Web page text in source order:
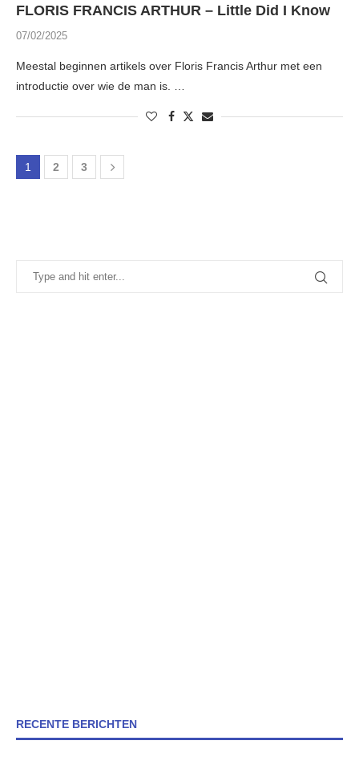
FLORIS FRANCIS ARTHUR – Little Did I Know
07/02/2025
Meestal beginnen artikels over Floris Francis Arthur met een
introductie over wie de man is. …
1 2 3
RECENTE BERICHTEN